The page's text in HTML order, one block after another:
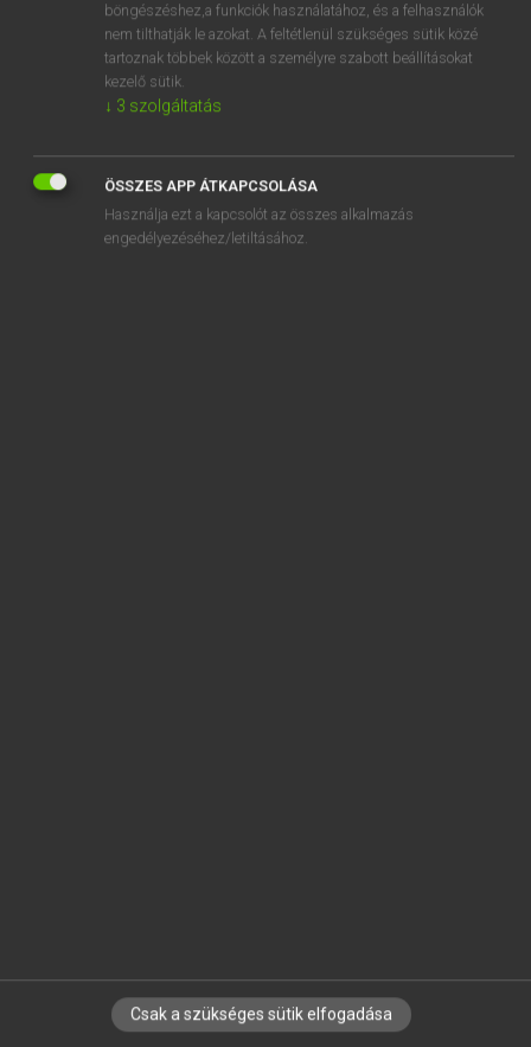
EURÓPAI UNIÓS TERMINOLÓGIAI SZÓTÁR
Kapcsolódó anyagok
unterer Explosionsgrenzwert
untere und obere Explosionsgrenze
Unterfahrsutz
IRATKOZZ FEL HÍRLEVELÜNKRE!
böngészéshez,a funkciók használatához, és a felhasználók
nem tilthatják le azokat. A feltétlenül szükséges sütik közé
tartoznak többek között a személyre szabott beállításokat
kezelő sütik.
↓ 3 szolgáltatás
ÖSSZES APP ÁTKAPCSOLÁSA
Használja ezt a kapcsolót az összes alkalmazás
engedélyezéséhez/letiltásához.
Csak a szükséges sütik elfogadása